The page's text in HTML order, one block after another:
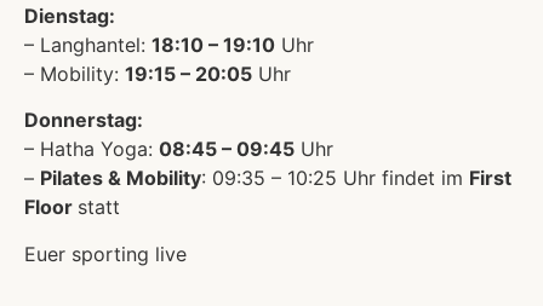
Dienstag:
– Langhantel: 18:10 – 19:10 Uhr
– Mobility: 19:15 – 20:05 Uhr
Donnerstag:
– Hatha Yoga: 08:45 – 09:45 Uhr
– Pilates & Mobility: 09:35 – 10:25 Uhr findet im First
Floor statt
Euer sporting live